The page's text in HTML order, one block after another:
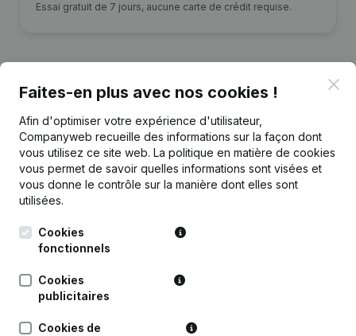
Essai gratuit de 7 jours, aucune carte de crédit requise.
Date Publication
Faites-en plus avec nos cookies !
Afin d'optimiser votre expérience d'utilisateur,
Companyweb recueille des informations sur la façon dont
vous utilisez ce site web. La politique en matière de cookies
vous permet de savoir quelles informations sont visées et
vous donne le contrôle sur la manière dont elles sont
utilisées.
Cookies
fonctionnels
Cookies
publicitaires
Cookies de